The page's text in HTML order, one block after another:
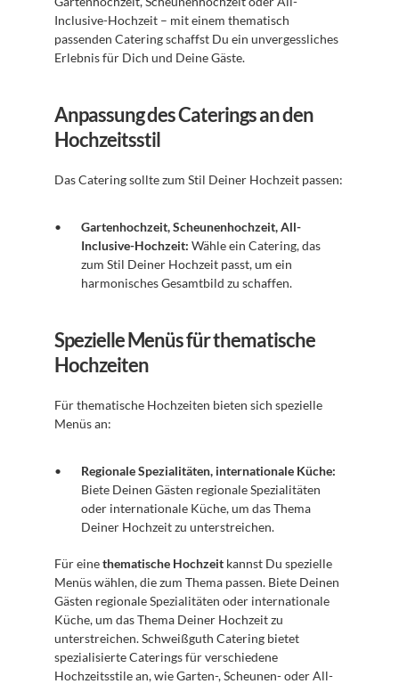
Inclusive-Hochzeit – mit einem thematisch
passenden Catering schaffst Du ein unvergessliches
Erlebnis für Dich und Deine Gäste.
Anpassung des Caterings an den
Hochzeitsstil
Das Catering sollte zum Stil Deiner Hochzeit passen:
Gartenhochzeit, Scheunenhochzeit, All-
Inclusive-Hochzeit: Wähle ein Catering, das
zum Stil Deiner Hochzeit passt, um ein
harmonisches Gesamtbild zu schaffen.
Spezielle Menüs für thematische
Hochzeiten
Für thematische Hochzeiten bieten sich spezielle
Menüs an:
Regionale Spezialitäten, internationale Küche:
Biete Deinen Gästen regionale Spezialitäten
oder internationale Küche, um das Thema
Deiner Hochzeit zu unterstreichen.
Für eine thematische Hochzeit kannst Du spezielle
Menüs wählen, die zum Thema passen. Biete Deinen
Gästen regionale Spezialitäten oder internationale
Küche, um das Thema Deiner Hochzeit zu
unterstreichen. Schweißguth Catering bietet
spezialisierte Caterings für verschiedene
Hochzeitsstile an, wie Garten-, Scheunen- oder All-